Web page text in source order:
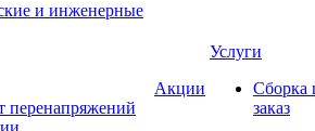
и инженерные
перенапряжений
Акции
Услуги
Сборка
заказ